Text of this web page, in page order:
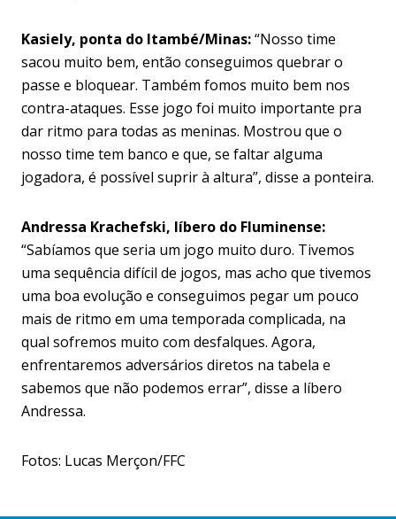
Kasiely, ponta do Itambé/Minas:“Nosso time
sacou muito bem, então conseguimos quebrar o
passe e bloquear. Também fomos muito bem nos
contra-ataques. Esse jogo foi muito importante pra
dar ritmo para todas as meninas. Mostrou que o
nosso time tem banco e que, se faltar alguma
jogadora, é possível suprir à altura”, disse a ponteira.
Andressa Krachefski, líbero do Fluminense:
“Sabíamos que seria um jogo muito duro. Tivemos
uma sequência difícil de jogos, mas acho que tivemos
uma boa evolução e conseguimos pegar um pouco
mais de ritmo em uma temporada complicada, na
qual sofremos muito com desfalques. Agora,
enfrentaremos adversários diretos na tabela e
sabemos que não podemos errar”, disse a líbero
Andressa.
Fotos: Lucas Merçon/FFC